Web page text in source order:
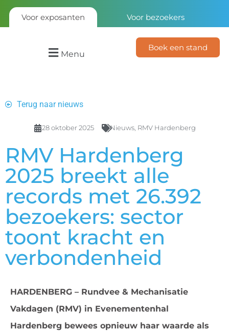
Voor exposanten Voor bezoekers
Menu
Boek een stand
Terug naar nieuws
28 oktober 2025 Nieuws, RMV Hardenberg
RMV Hardenberg
2025 breekt alle
records met 26.392
bezoekers: sector
toont kracht en
verbondenheid
HARDENBERG – Rundvee & Mechanisatie
Vakdagen (RMV) in Evenementenhal
Hardenberg bewees opnieuw haar waarde als